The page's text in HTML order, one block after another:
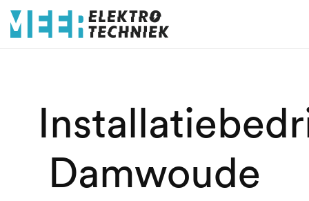
Damwoude